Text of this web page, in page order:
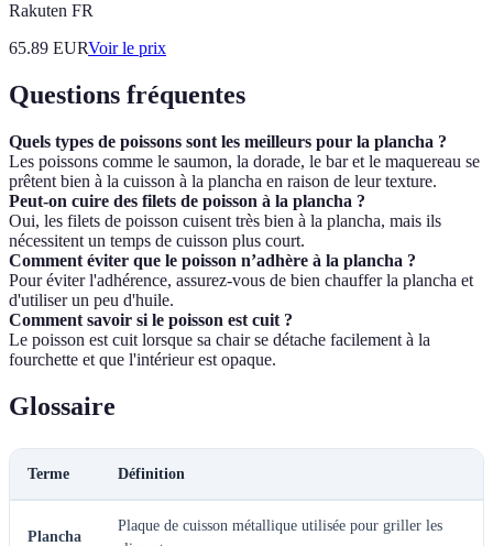
Rakuten FR
65.89 EURVoir le prix
Questions fréquentes
Quels types de poissons sont les meilleurs pour la plancha ?
Les poissons comme le saumon, la dorade, le bar et le maquereau se
prêtent bien à la cuisson à la plancha en raison de leur texture.
Peut-on cuire des filets de poisson à la plancha ?
Oui, les filets de poisson cuisent très bien à la plancha, mais ils
nécessitent un temps de cuisson plus court.
Comment éviter que le poisson n’adhère à la plancha ?
Pour éviter l'adhérence, assurez-vous de bien chauffer la plancha et
d'utiliser un peu d'huile.
Comment savoir si le poisson est cuit ?
Le poisson est cuit lorsque sa chair se détache facilement à la
fourchette et que l'intérieur est opaque.
Glossaire
Terme Définition
Plancha
Plaque de cuisson métallique utilisée pour griller les